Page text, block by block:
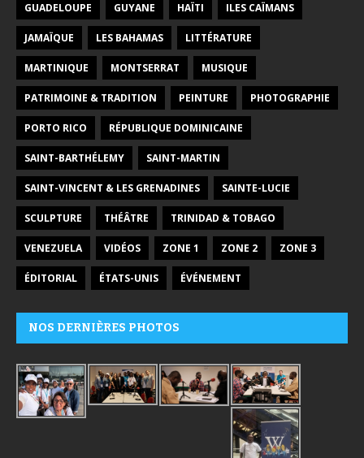
GUADELOUPE GUYANE HAÏTI ILES CAÏMANS
JAMAÏQUE LES BAHAMAS LITTÉRATURE
MARTINIQUE MONTSERRAT MUSIQUE
PATRIMOINE & TRADITION PEINTURE PHOTOGRAPHIE
PORTO RICO RÉPUBLIQUE DOMINICAINE
SAINT-BARTHÉLEMY SAINT-MARTIN
SAINT-VINCENT & LES GRENADINES SAINTE-LUCIE
SCULPTURE THÉÂTRE TRINIDAD & TOBAGO
VENEZUELA VIDÉOS ZONE 1 ZONE 2 ZONE 3
ÉDITORIAL ÉTATS-UNIS ÉVÉNEMENT
NOS DERNIÈRES PHOTOS